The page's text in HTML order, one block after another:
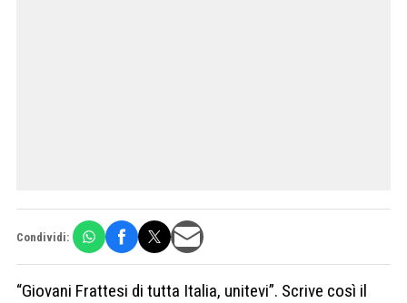
Condividi:
“Giovani Frattesi di tutta Italia, unitevi”. Scrive così il